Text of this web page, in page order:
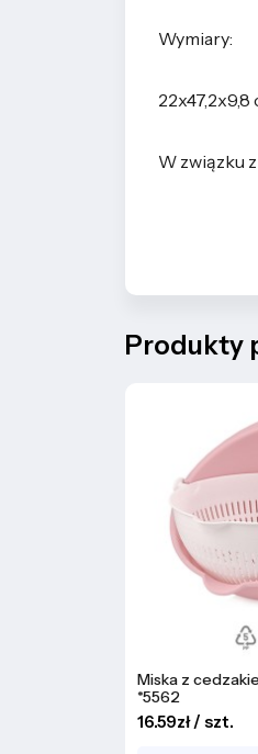
Wymiary:
22x47,2x9,8
W związku
Produkty
Miska z
*5562
16.59zł / szt.